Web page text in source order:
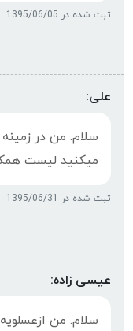
ثبت شده در 1395/06/05
علی:
سلام. من در
میکنید لیست
ثبت شده در 1395/06/31
عیسی زاده:
سلام. من